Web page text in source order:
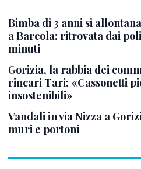
Bimba di 3 anni si
a Barcola: ritrovata dai
minuti
Gorizia, la rabbia dei
rincari Tari: «Cassonetti
insostenibili»
Vandali in via Nizza a
muri e portoni